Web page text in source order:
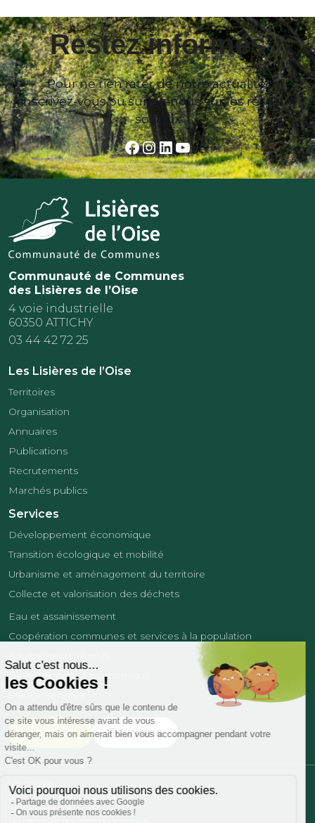
Restez informés
Pour ne rien rater de notre actualité,
inscrivez-vous ou suivez-nous sur les réseaux
sociaux
Facebook
Instagram
LinkedIn
YouTube
Communauté de Communes
des Lisières de l’Oise
4 voie industrielle
60350 ATTICHY
03 44 42 72 25
Les Lisières de l’Oise
Territoires
Organisation
Annuaires
Publications
Recrutements
Marchés publics
Services
Développement économique
Transition écologique et mobilité
Urbanisme et aménagement du territoire
Collecte et valorisation des déchets
Eau et assainissement
Coopération communes et services à la population
Développement économique
Contact Tourisme
Politique de confidentialité
Mentions légales
Demande de données personnelles